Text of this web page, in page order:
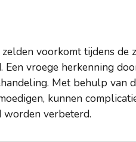
voorkomt tijdens de
Een vroege herkenning
Met behulp van
kunnen
verbeterd.